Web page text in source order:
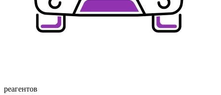
реагентов